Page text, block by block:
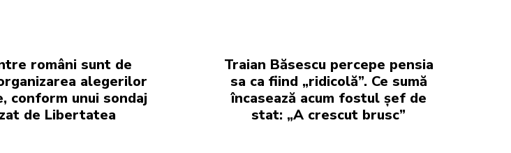
români sunt de
alegerilor
conform unui sondaj
de Libertatea
Traian Băsescu percepe pensia
sa ca fiind „ridicolă”. Ce sumă
încasează acum fostul șef de
stat: „A crescut brusc”